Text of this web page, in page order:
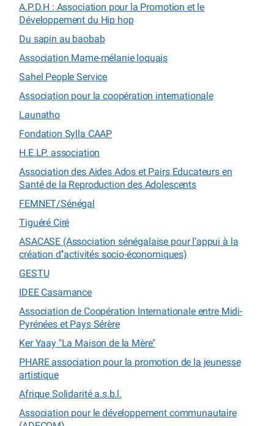
A.P.D.H : Association pour la Promotion et le
Développement du Hip hop
Du sapin au baobab
Association Mame-mélanie loquais
Sahel People Service
Association pour la coopération internationale
Launatho
Fondation Sylla CAAP
H.E.LP. association
Association des Aides Ados et Pairs Educateurs en
Santé de la Reproduction des Adolescents
FEMNET/Sénégal
Tiguéré Ciré
ASACASE (Association sénégalaise pour l’appui à la
création d’’activités socio-économiques)
GESTU
IDEE Casamance
Association de Coopération Internationale entre Midi-
Pyrénées et Pays Sérère
Ker Yaay "La Maison de la Mère"
PHARE association pour la promotion de la jeunesse
artistique
Afrique Solidarité a.s.b.l.
Association pour le développement communautaire